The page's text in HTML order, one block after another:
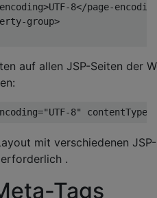
UTF-8</page-
group>
auf allen JSP-Seiten der
="UTF-8" contentType
mit verschiedenen
erforderlich .
Tags